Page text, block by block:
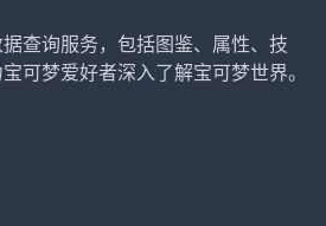
查询服务，包括图鉴、属性、技
可梦爱好者深入了解宝可梦世界。